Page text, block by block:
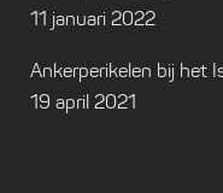
11 januari 2022
Ankerperikelen bij het
19 april 2021